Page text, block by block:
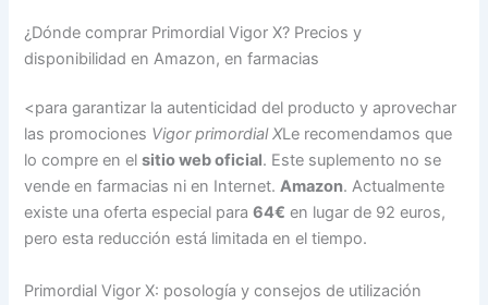
¿Dónde comprar Primordial Vigor X? Precios y
disponibilidad en Amazon, en farmacias
<para garantizar la autenticidad del producto y aprovechar
las promociones Vigor primordial XLe recomendamos que
lo compre en elsitio web oficial. Este suplemento no se
vende en farmacias ni en Internet.Amazon. Actualmente
existe una oferta especial para64€ en lugar de 92 euros,
pero esta reducción está limitada en el tiempo.
Primordial Vigor X: posología y consejos de utilización